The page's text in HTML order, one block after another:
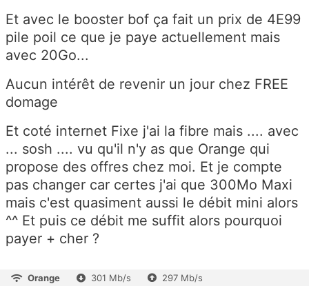
Et avec le booster bof ça fait un prix de 4E99
pile poil ce que je paye actuellement mais
avec 20Go...
Aucun intérêt de revenir un jour chez FREE
domage
Et coté internet Fixe j'ai la fibre mais .... avec
... sosh .... vu qu'il n'y as que Orange qui
propose des offres chez moi. Et je compte
pas changer car certes j'ai que 300Mo Maxi
mais c'est quasiment aussi le débit mini alors
^^ Et puis ce débit me suffit alors pourquoi
payer + cher ?
Orange 301 Mb/s 297 Mb/s